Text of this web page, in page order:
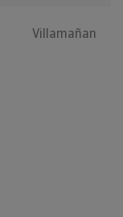
Villamañan